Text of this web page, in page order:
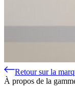
Retour sur la
À propos de la